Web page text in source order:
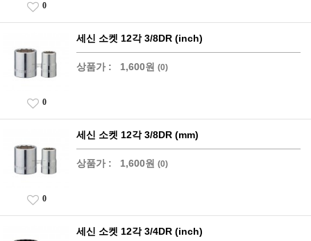
0
세신 소켓 12각 3/8DR (inch)
상품가 : 1,600원 (0)
0
세신 소켓 12각 3/8DR (mm)
상품가 : 1,600원 (0)
0
세신 소켓 12각 3/4DR (inch)